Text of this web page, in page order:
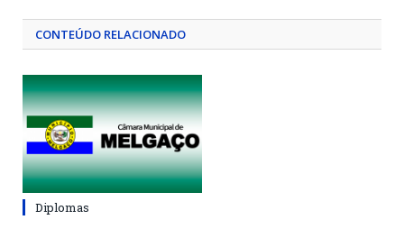
CONTEÚDO RELACIONADO
Diplomas